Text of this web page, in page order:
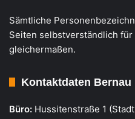
Sämtliche
Seiten selbstverständlich
gleichermaßen.
Kontaktdaten Bernau
Büro: Hussitenstraße 1